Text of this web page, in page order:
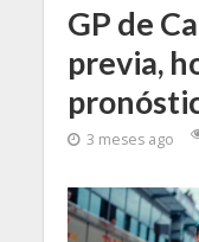
GP de
previa,
3 meses ago